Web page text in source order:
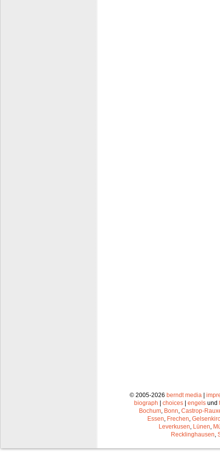
© 2005-2026 berndt media |
biograph | choices | engels und
Bochum Bonn Castrop-
Essen Frechen
Leverkusen Lünen
Recklinghausen